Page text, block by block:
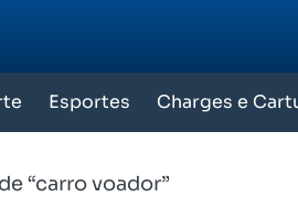
Esportes Charges e
“carro voador”